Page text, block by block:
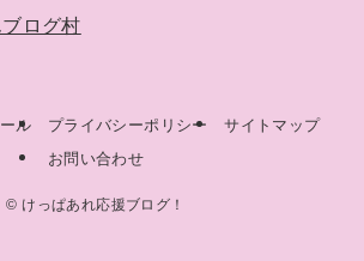
ログ村
ル プライバシーポリシー
サイトマップ
お問い合わせ
© けっぱあれ応援ブログ！